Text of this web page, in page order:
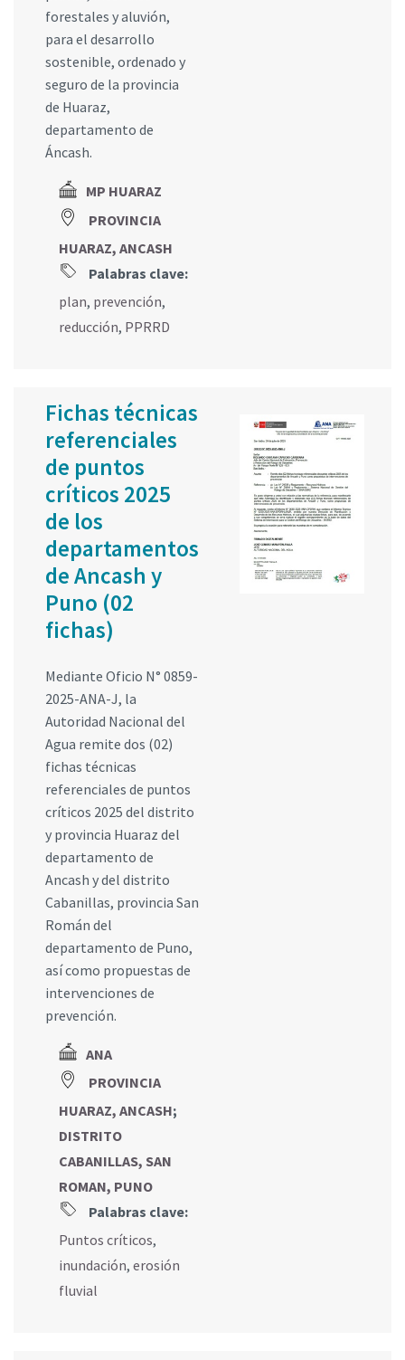
forestales y aluvión,
para el desarrollo
sostenible, ordenado y
seguro de la provincia
de Huaraz,
departamento de
Áncash.
MP HUARAZ
PROVINCIA
HUARAZ, ANCASH
Palabras clave:
plan, prevención,
reducción, PPRRD
Fichas técnicas
referenciales
de puntos
críticos 2025
de los
departamentos
de Ancash y
Puno (02
fichas)
Mediante Oficio N° 0859-
2025-ANA-J, la
Autoridad Nacional del
Agua remite dos (02)
fichas técnicas
referenciales de puntos
críticos 2025 del distrito
y provincia Huaraz del
departamento de
Ancash y del distrito
Cabanillas, provincia San
Román del
departamento de Puno,
así como propuestas de
intervenciones de
prevención.
ANA
PROVINCIA
HUARAZ, ANCASH;
DISTRITO
CABANILLAS, SAN
ROMAN, PUNO
Palabras clave:
Puntos críticos,
inundación, erosión
fluvial